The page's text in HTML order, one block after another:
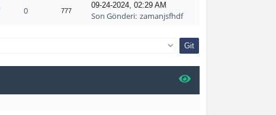
0 777
09-24-2024, 02:29 AM
Son Gönderi: zamanjsfhdf